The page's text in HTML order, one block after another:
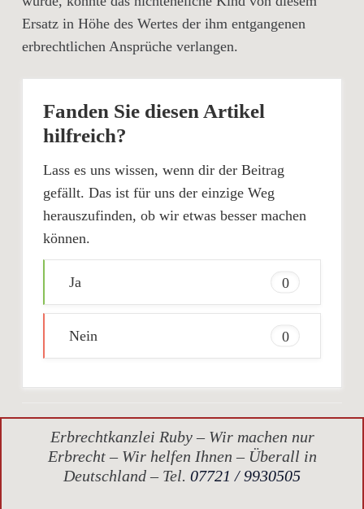
Ersatz in Höhe des Wertes der ihm entgangenen
erbrechtlichen Ansprüche verlangen.
Fanden Sie diesen Artikel
hilfreich?
Lass es uns wissen, wenn dir der Beitrag
gefällt. Das ist für uns der einzige Weg
herauszufinden, ob wir etwas besser machen
können.
Ja 0
Nein 0
Erbrechtkanzlei Ruby – Wir machen nur
Erbrecht – Wir helfen Ihnen – Überall in
Deutschland – Tel. 07721 / 9930505